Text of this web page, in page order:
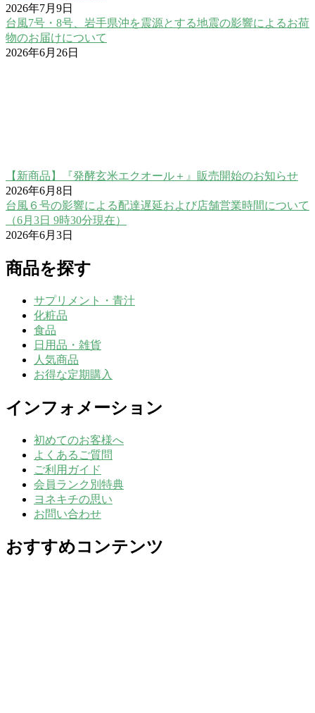
2026年7月9日
台風7号・8号、岩手県沖を震源とする地震の影響によるお荷
物のお届けについて
2026年6月26日
【新商品】『発酵玄米エクオール＋』販売開始のお知らせ
2026年6月8日
台風６号の影響による配達遅延および店舗営業時間について
（6月3日 9時30分現在）
2026年6月3日
商品を探す
サプリメント・青汁
化粧品
食品
日用品・雑貨
人気商品
お得な定期購入
インフォメーション
初めてのお客様へ
よくあるご質問
ご利用ガイド
会員ランク別特典
ヨネキチの思い
お問い合わせ
おすすめコンテンツ